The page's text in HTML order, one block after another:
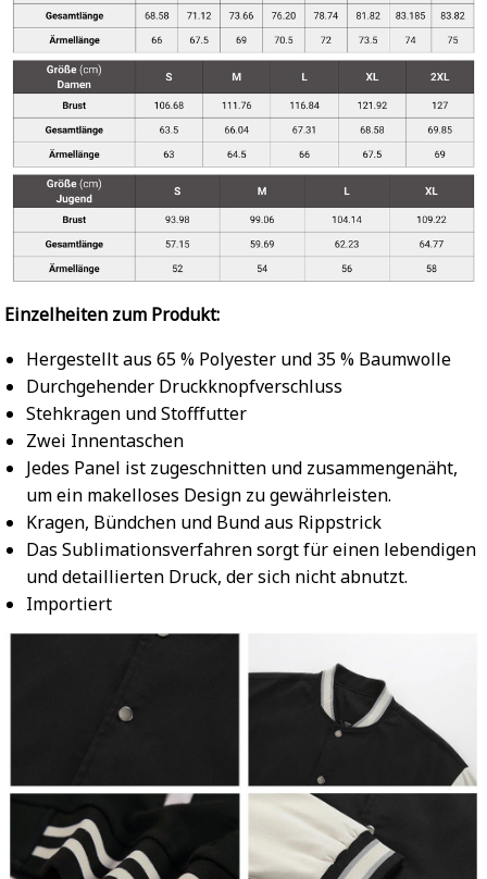
Einzelheiten zum Produkt:
Hergestellt aus 65 % Polyester und 35 % Baumwolle
Durchgehender Druckknopfverschluss
Stehkragen und Stofffutter
Zwei Innentaschen
Jedes Panel ist zugeschnitten und zusammengenäht,
um ein makelloses Design zu gewährleisten.
Kragen, Bündchen und Bund aus Rippstrick
Das Sublimationsverfahren sorgt für einen lebendigen
und detaillierten Druck, der sich nicht abnutzt.
Importiert